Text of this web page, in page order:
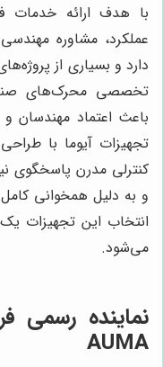
با هدف ارائه خدمات
عملکرد، مشاوره
دارد و بسیاری از
تخصصی محرک‌های
باعث اعتماد مهندسان
تجهیزات آیوما با
کنترلی مدرن پاسخگوی
و به دلیل همخوانی
انتخاب این تجهیزات
می‌شود.
نماینده رسمی
AUMA